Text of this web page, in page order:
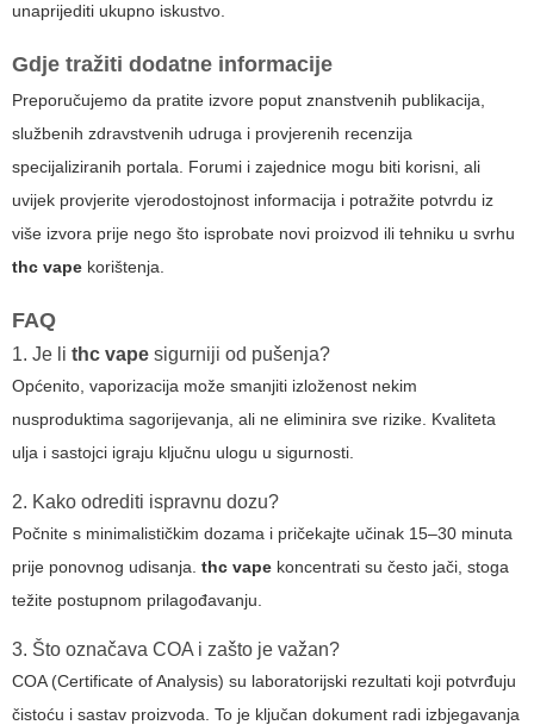
unaprijediti ukupno iskustvo.
Gdje tražiti dodatne informacije
Preporučujemo da pratite izvore poput znanstvenih publikacija,
službenih zdravstvenih udruga i provjerenih recenzija
specijaliziranih portala. Forumi i zajednice mogu biti korisni, ali
uvijek provjerite vjerodostojnost informacija i potražite potvrdu iz
više izvora prije nego što isprobate novi proizvod ili tehniku u svrhu
thc vape korištenja.
FAQ
1. Je li thc vape sigurniji od pušenja?
Općenito, vaporizacija može smanjiti izloženost nekim
nusproduktima sagorijevanja, ali ne eliminira sve rizike. Kvaliteta
ulja i sastojci igraju ključnu ulogu u sigurnosti.
2. Kako odrediti ispravnu dozu?
Počnite s minimalističkim dozama i pričekajte učinak 15–30 minuta
prije ponovnog udisanja. thc vape koncentrati su često jači, stoga
težite postupnom prilagođavanju.
3. Što označava COA i zašto je važan?
COA (Certificate of Analysis) su laboratorijski rezultati koji potvrđuju
čistoću i sastav proizvoda. To je ključan dokument radi izbjegavanja